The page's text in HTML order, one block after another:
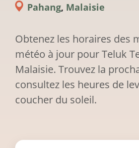
Pahang, Malaisie
Obtenez les horaires des
météo à jour pour Teluk
Malaisie. Trouvez la
consultez les heures de
coucher du soleil.